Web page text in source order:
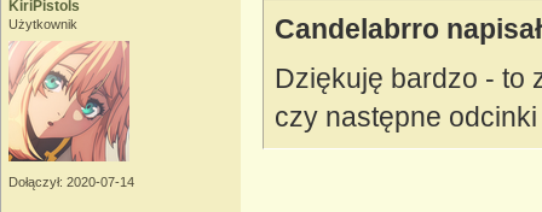
KiriPistols
Użytkownik
Dołączył: 2020-07-14
Candelabrro
Dziękuję bardzo - to
czy następne